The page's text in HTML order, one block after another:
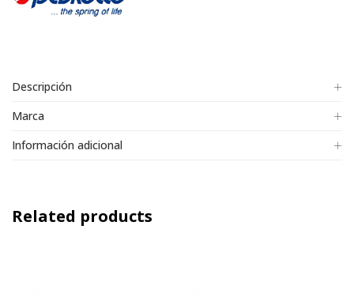
Descripción
Marca
Información adicional
Related products